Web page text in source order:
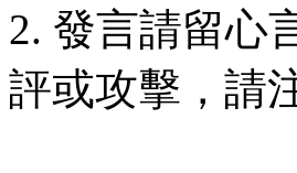
2. 發言請留心
評或攻擊，請